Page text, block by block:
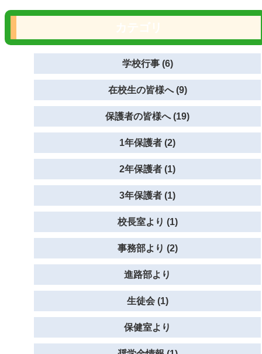
学校行事 (6)
在校生の皆様へ (9)
保護者の皆様へ (19)
1年保護者 (2)
2年保護者 (1)
3年保護者 (1)
校長室より (1)
事務部より (2)
進路部より
生徒会 (1)
保健室より